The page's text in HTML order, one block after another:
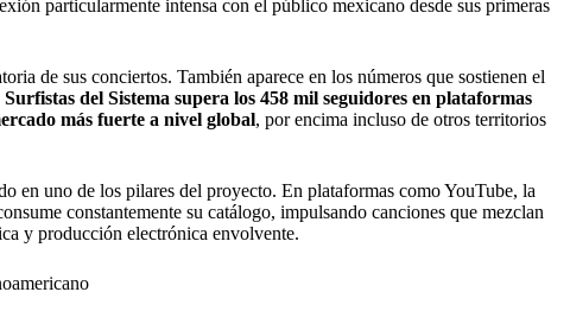
particularmente intensa con el público mexicano desde sus primeras
de sus conciertos. También aparece en los números que sostienen el
Surfistas del Sistema supera los 458 mil seguidores en plataformas
más fuerte a nivel global, por encima incluso de otros territorios
en uno de los pilares del proyecto. En plataformas como YouTube, la
constantemente su catálogo, impulsando canciones que mezclan
y producción electrónica envolvente.